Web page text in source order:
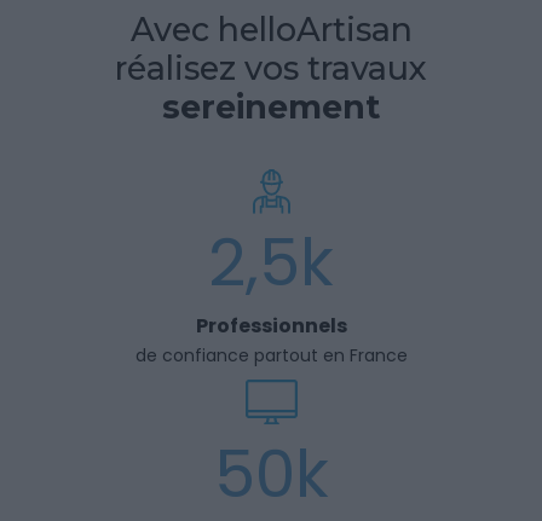
Avec helloArtisan
réalisez vos travaux
sereinement
2,5k
Professionnels
de confiance partout en France
50k